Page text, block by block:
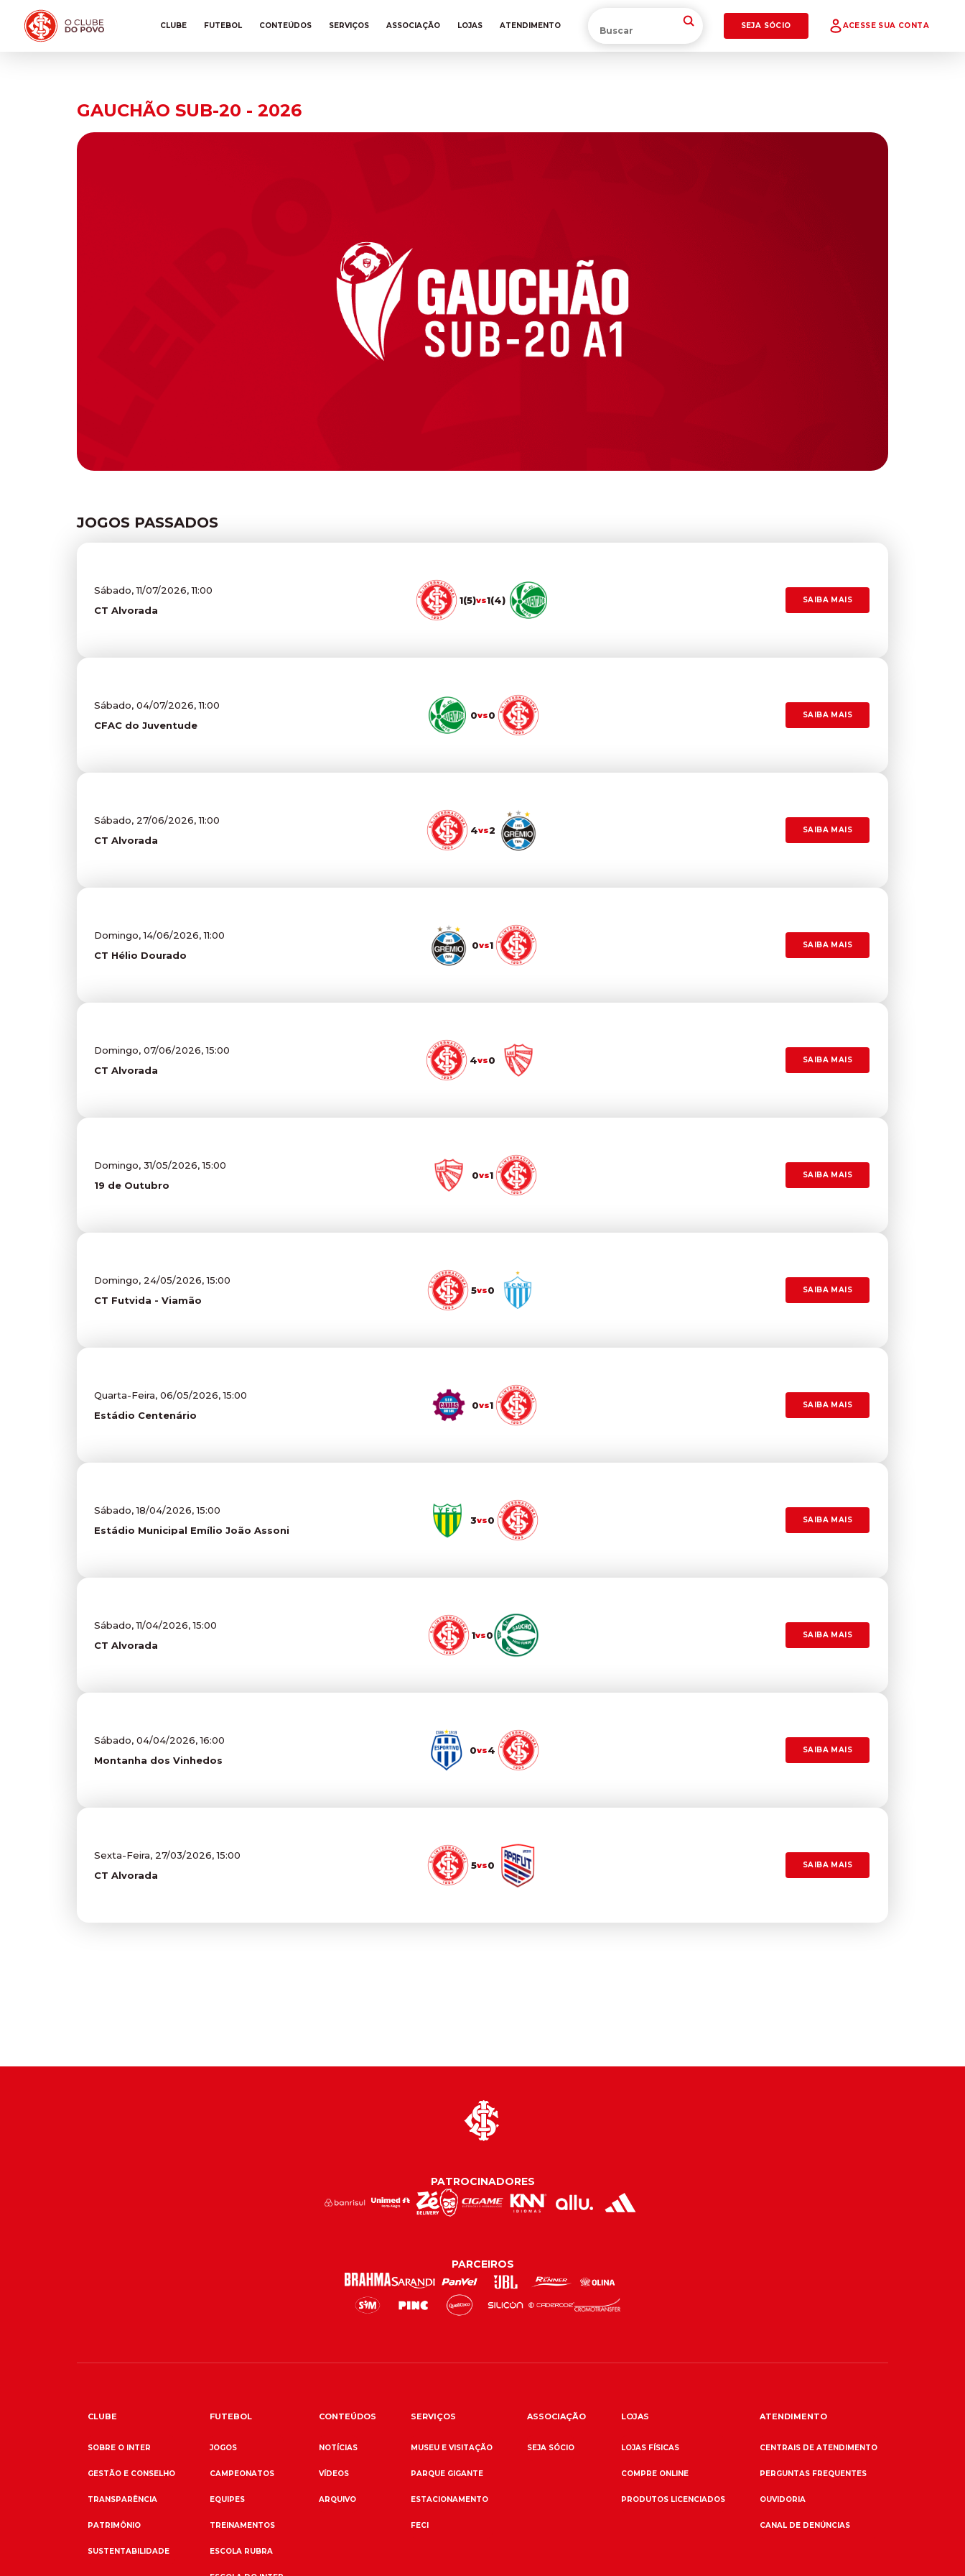
CLUBE FUTEBOL CONTEÚDOS SERVIÇOS ASSOCIAÇÃO LOJAS ATENDIMENTO SEJA SÓCIO ACESSE SUA CONTA
GAUCHÃO SUB-20 - 2026
JOGOS PASSADOS
Sábado, 11/07/2026, 11:00
CT Alvorada
1(5)vs1(4) SAIBA MAIS
Sábado, 04/07/2026, 11:00
CFAC do Juventude
0
vs
0 SAIBA MAIS
Sábado, 27/06/2026, 11:00
CT Alvorada
4vs2 SAIBA MAIS
Domingo, 14/06/2026, 11:00
CT Hélio Dourado
1
vs
0 SAIBA MAIS
Domingo, 07/06/2026, 15:00
CT Alvorada
4vs0 SAIBA MAIS
Domingo, 31/05/2026, 15:00
19 de Outubro
1
vs
0 SAIBA MAIS
Domingo, 24/05/2026, 15:00
CT Futvida - Viamão
5vs0 SAIBA MAIS
Quarta-Feira, 06/05/2026, 15:00
Estádio Centenário
1
vs
0 SAIBA MAIS
Sábado, 18/04/2026, 15:00
Estádio Municipal Emílio João Assoni
0
vs
3 SAIBA MAIS
Sábado, 11/04/2026, 15:00
CT Alvorada
1vs0 SAIBA MAIS
Sábado, 04/04/2026, 16:00
Montanha dos Vinhedos
4
vs
0 SAIBA MAIS
Sexta-Feira, 27/03/2026, 15:00
CT Alvorada
5vs0 SAIBA MAIS
PATROCINADORES
PARCEIROS
CLUBE
SOBRE O INTER
GESTÃO E CONSELHO
TRANSPARÊNCIA
PATRIMÔNIO
SUSTENTABILIDADE
FUTEBOL
JOGOS
CAMPEONATOS
EQUIPES
TREINAMENTOS
ESCOLA RUBRA
CONTEÚDOS
NOTÍCIAS
VÍDEOS
ARQUIVO
SERVIÇOS
MUSEU E VISITAÇÃO
PARQUE GIGANTE
ESTACIONAMENTO
FECI
ASSOCIAÇÃO
SEJA SÓCIO
LOJAS
LOJAS FÍSICAS
COMPRE ONLINE
PRODUTOS LICENCIADOS
ATENDIMENTO
CENTRAIS DE ATENDIMENTO
PERGUNTAS FREQUENTES
OUVIDORIA
CANAL DE DENÚNCIAS